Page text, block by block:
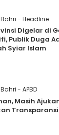
Headline
Digelar di
Publik Duga
Syiar Islam
APBD
Masih